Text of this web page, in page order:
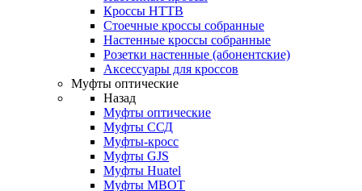
Кроссы HTTB
Стоечные кроссы собранные
Настенные кроссы собранные
Розетки настенные (абонентские)
Аксессуары для кроссов
Муфты оптические
Назад
Муфты оптические
Муфты ССД
Муфты-кросс
Муфты GJS
Муфты Huatel
Муфты МВОТ